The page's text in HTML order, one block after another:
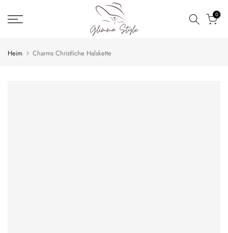
Inhalt
0
Heim Charms Christliche Halskette